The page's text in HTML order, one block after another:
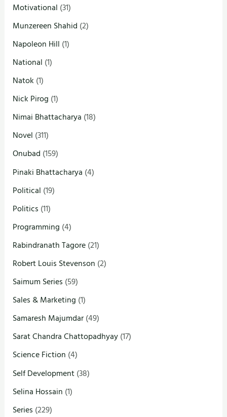
Motivational (31)
Munzereen Shahid (2)
Napoleon Hill (1)
National (1)
Natok (1)
Nick Pirog (1)
Nimai Bhattacharya (18)
Novel (311)
Onubad (159)
Pinaki Bhattacharya (4)
Political (19)
Politics (11)
Programming (4)
Rabindranath Tagore(21)
Robert Louis Stevenson (2)
Saimum Series (59)
Sales & Marketing (1)
Samaresh Majumdar(49)
Sarat Chandra Chattopadhyay(17)
Science Fiction (4)
Self Development(38)
Selina Hossain (1)
Series (229)